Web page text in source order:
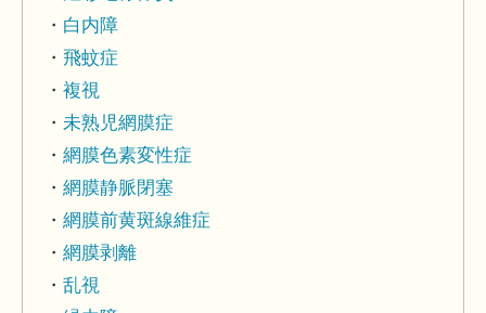
白内障
飛蚊症
複視
未熟児網膜症
網膜色素変性症
網膜静脈閉塞
網膜前黄斑線維症
網膜剥離
乱視